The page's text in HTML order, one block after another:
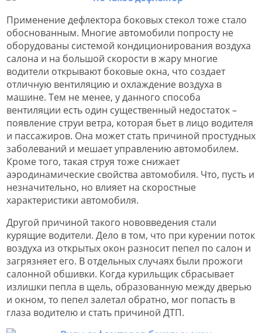
Применение дефлектора боковых стекол тоже стало
обоснованным. Многие автомобили попросту не
оборудованы системой кондиционирования воздуха
салона и на большой скорости в жару многие
водители открывают боковые окна, что создает
отличную вентиляцию и охлаждение воздуха в
машине. Тем не менее, у данного способа
вентиляции есть один существенный недостаток –
появление струи ветра, которая бьет в лицо водителя
и пассажиров. Она может стать причиной простудных
заболеваний и мешает управлению автомобилем.
Кроме того, такая струя тоже снижает
аэродинамические свойства автомобиля. Что, пусть и
незначительно, но влияет на скоростные
характеристики автомобиля.
Другой причиной такого нововведения стали
курящие водители. Дело в том, что при курении поток
воздуха из открытых окон разносит пепел по салон и
загрязняет его. В отдельных случаях были прожоги
салонной обшивки. Когда курильщик сбрасывает
излишки пепла в щель, образованную между дверью
и окном, то пепел залетал обратно, мог попасть в
глаза водителю и стать причиной ДТП.